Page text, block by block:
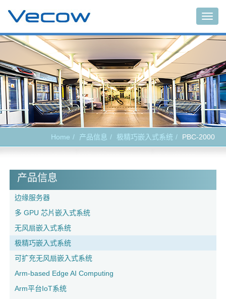
Home 产品信息 极精巧嵌入式系统 PBC-2000
产品信息
边缘服务器
多 GPU 芯片嵌入式系统
无风扇嵌入式系统
极精巧嵌入式系统
可扩充无风扇嵌入式系统
Arm-based Edge AI Computing
Arm平台IoT系统